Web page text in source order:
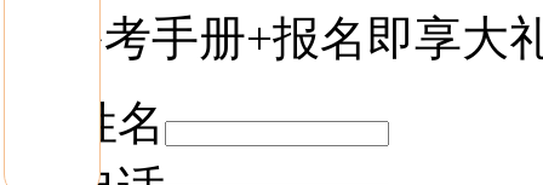
送备考手册+报名即享大
姓名